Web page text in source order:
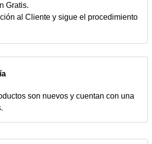
Gratis.
al Cliente y sigue el procedimiento
son nuevos y cuentan con una